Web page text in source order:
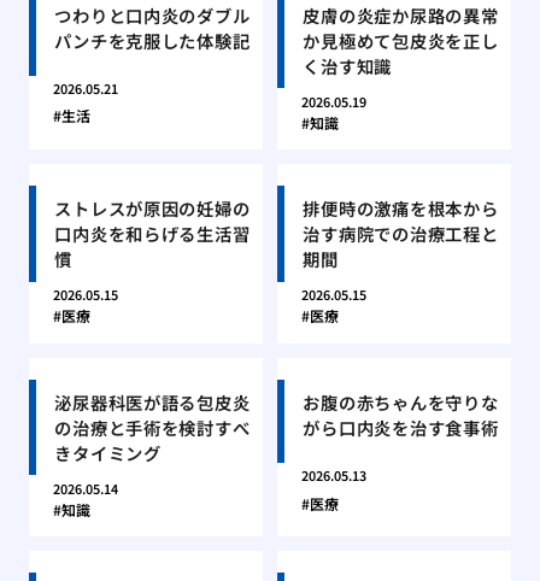
つわりと口内炎のダブル
パンチを克服した体験記
2026.05.21
生活
皮膚の炎症か尿路の異常
か見極めて包皮炎を正し
く治す知識
2026.05.19
知識
ストレスが原因の妊婦の
口内炎を和らげる生活習
慣
2026.05.15
医療
排便時の激痛を根本から
治す病院での治療工程と
期間
2026.05.15
医療
泌尿器科医が語る包皮炎
の治療と手術を検討すべ
きタイミング
2026.05.14
知識
お腹の赤ちゃんを守りな
がら口内炎を治す食事術
2026.05.13
医療